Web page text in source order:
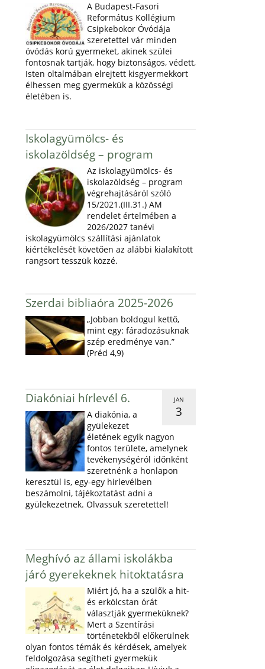
A Budapest-Fasori
Református Kollégium
Csipkebokor Óvódája
szeretettel vár minden
óvódás korú gyermeket, akinek szülei
fontosnak tartják, hogy biztonságos, védett,
Isten oltalmában elrejtett kisgyermekkort
élhessen meg gyermekük a közösségi
életében is.
Iskolagyümölcs- és
iskolazöldség – program
Az iskolagyümölcs- és
iskolazöldség – program
végrehajtásáról szóló
15/2021.(III.31.) AM
rendelet értelmében a
2026/2027 tanévi
iskolagyümölcs szállítási ajánlatok
kiértékelését követően az alábbi kialakított
rangsort tesszük közzé.
Szerdai bibliaóra 2025-2026
„Jobban boldogul kettő,
mint egy: fáradozásuknak
szép eredménye van.”
(Préd 4,9)
JAN
3
Diakóniai hírlevél 6.
A diakónia, a
gyülekezet
életének egyik nagyon
fontos területe, amelynek
tevékenységéról időnként
szeretnénk a honlapon
keresztül is, egy-egy hirlevélben
beszámolni, tájékoztatást adni a
gyülekezetnek. Olvassuk szeretettel!
Meghívó az állami iskolákba
járó gyerekeknek hitoktatásra
Miért jó, ha a szülők a hit-
és erkölcstan órát
választják gyermeküknek?
Mert a Szentírási
történetekből előkerülnek
olyan fontos témák és kérdések, amelyek
feldolgozása segítheti gyermekük